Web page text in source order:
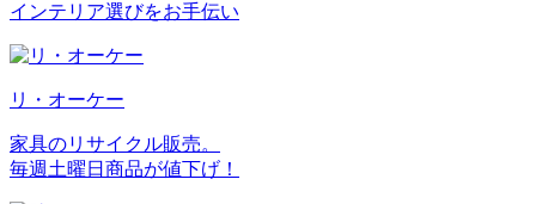
インテリア選びをお手伝い
リ・オーケー
家具のリサイクル販売。
毎週土曜日商品が値下げ！